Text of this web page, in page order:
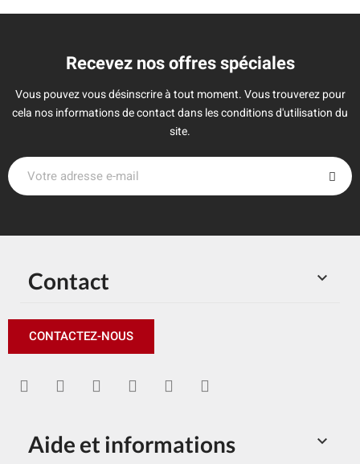
Recevez nos offres spéciales
Vous pouvez vous désinscrire à tout moment. Vous trouverez pour
cela nos informations de contact dans les conditions d'utilisation du
site.

Contact
CONTACTEZ-NOUS

Aide et informations